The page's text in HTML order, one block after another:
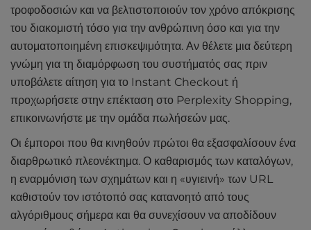
τροφοδοσιών και να βελτιστοποιούν τον χρόνο απόκρισης
του διακομιστή τόσο για την ανθρώπινη όσο και για την
αυτοματοποιημένη επισκεψιμότητα. Αν θέλετε μια δεύτερη
γνώμη για τη διαμόρφωση του συστήματός σας πριν
υποβάλετε αίτηση για το Instant Checkout ή
προχωρήσετε στην επέκταση στο Perplexity Shopping,
επικοινωνήστε με την ομάδα πωλήσεών μας.
Οι έμποροι που θα κινηθούν πρώτοι θα εξασφαλίσουν ένα
διαρθρωτικό πλεονέκτημα. Ο καθαρισμός των καταλόγων,
η εναρμόνιση των σχημάτων και η «υγιεινή» των URL
καθιστούν τον ιστότοπό σας κατανοητό από τους
αλγόριθμους σήμερα και θα συνεχίσουν να αποδίδουν